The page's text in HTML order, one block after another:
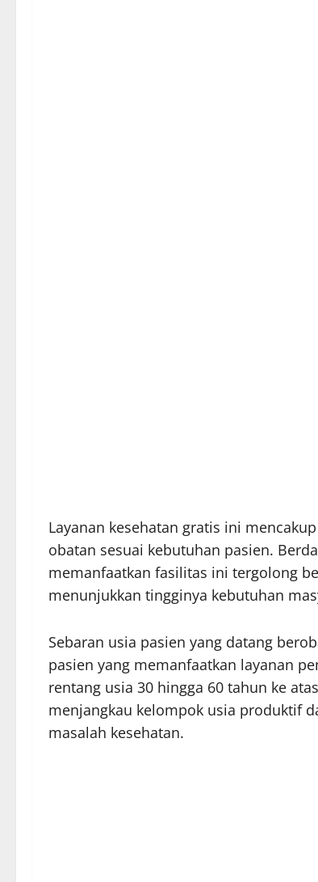
Layanan kesehatan gratis ini
obatan sesuai kebutuhan pasien.
memanfaatkan fasilitas ini tergolong
menunjukkan tingginya kebutuhan
Sebaran usia pasien yang datang
pasien yang memanfaatkan layanan
rentang usia 30 hingga 60 tahun ke
menjangkau kelompok usia produktif
masalah kesehatan.